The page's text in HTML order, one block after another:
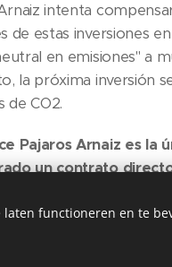
intenta
de estas inversiones
en emisiones" a
la próxima inversión
de CO2.
Pajaros Arnaiz es la
un contrato
ser parte de
functioneren en te